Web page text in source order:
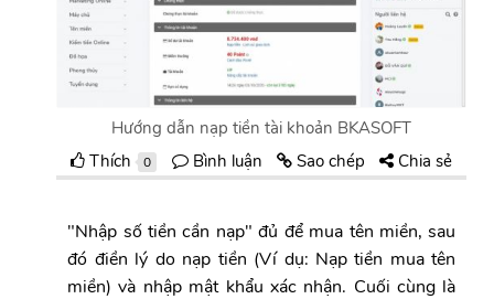
Hướng dẫn nạp tiền tài khoản BKASOFT
Thích 0 Bình luận Sao chép Chia sẻ
"Nhập số tiền cần nạp" đủ để mua tên miền, sau
đó điền lý do nạp tiền (Ví dụ: Nạp tiền mua tên
miền) và nhập mật khẩu xác nhận. Cuối cùng là